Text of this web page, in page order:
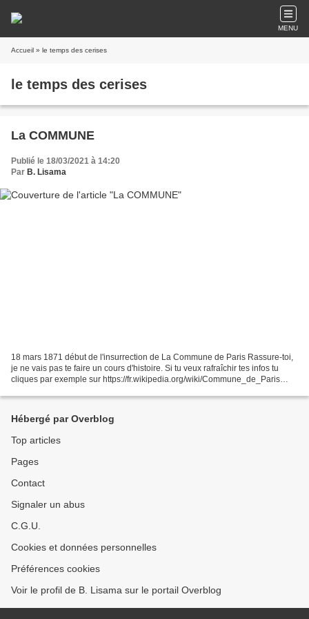
MENU
Accueil » le temps des cerises
le temps des cerises
La COMMUNE
Publié le 18/03/2021 à 14:20
Par B. Lisama
18 mars 1871 début de l'insurrection de La Commune de Paris Rassure-toi,
je ne vais pas te faire un cours d'histoire. Si tu veux rafraîchir tes infos tu
cliques par exemple sur https://fr.wikipedia.org/wiki/Commune_de_Paris
Hébergé par Overblog
Top articles
Pages
Contact
Signaler un abus
C.G.U.
Cookies et données personnelles
Préférences cookies
Voir le profil de B. Lisama sur le portail Overblog